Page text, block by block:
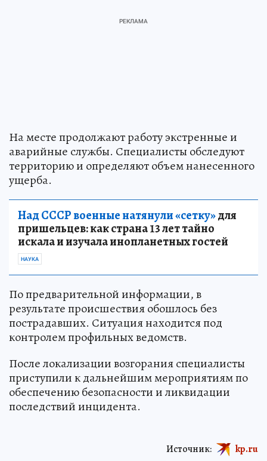
На месте продолжают работу экстренные и
аварийные службы. Специалисты обследуют
территорию и определяют объем нанесенного
ущерба.
Над СССР военные натянули «сетку»для
пришельцев: как страна 13 лет тайно
искала и изучала инопланетных гостей
НАУКА
По предварительной информации, в
результате происшествия обошлось без
пострадавших. Ситуация находится под
контролем профильных ведомств.
После локализации возгорания специалисты
приступили к дальнейшим мероприятиям по
обеспечению безопасности и ликвидации
последствий инцидента.
Источник: kp.ru